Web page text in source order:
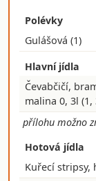
Polévky
Gulášová(1)
Hlavní jídla
Čevabčičí,
malina 0, 3l(1,
přílohu možno
Hotová jídla
Kuřecí stripsy,